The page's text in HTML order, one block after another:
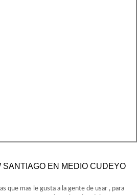
EN MEDIO CUDEYO
que mas le gusta a la gente de usar , para